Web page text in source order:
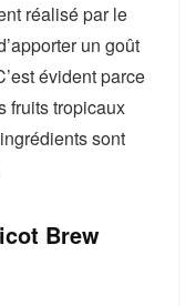
réalisé par le
un goût
évident parce
fruits tropicaux
sont
Brew